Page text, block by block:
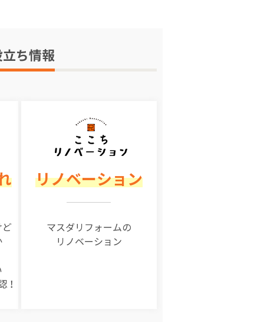
ち情報
ど
！
リノベーション
マスダリフォームの
リノベーション